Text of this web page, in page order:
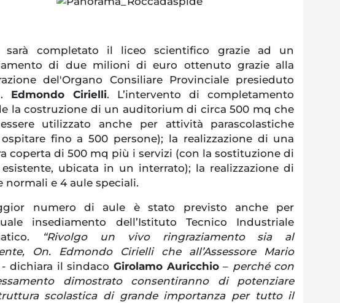
sarà completato il liceo scientifico grazie ad un
di due milioni di euro ottenuto grazie alla
del'Organo Consiliare Provinciale presieduto
Edmondo Cirielli. L’intervento di completamento
la costruzione di un auditorium di circa 500 mq che
utilizzato anche per attività parascolastiche
fino a 500 persone); la realizzazione di una
coperta di 500 mq più i servizi (con la sostituzione di
ubicata in un interrato); la realizzazione di
normali e 4 aule speciali.
numero di aule è stato previsto anche per
insediamento dell’Istituto Tecnico Industriale
“Rivolgo un vivo ringraziamento sia al
On. Edmondo Cirielli che all’Assessore Mario
dichiara il sindaco Girolamo Auricchio– perché con
dimostrato consentiranno di potenziare
scolastica di grande importanza per tutto il